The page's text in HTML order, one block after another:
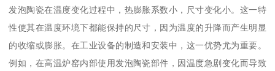
发泡陶瓷在温度变化过程中，热膨胀系数小，尺寸变化小。这一特
性使其在温度环境下都能保持的尺寸，因为温度的升降而产生明显
的收缩或膨胀。在工业设备的制造和安装中，这一优势尤为重要。
例如，在高温炉窑内部使用发泡陶瓷部件，因温度急剧变化而导致